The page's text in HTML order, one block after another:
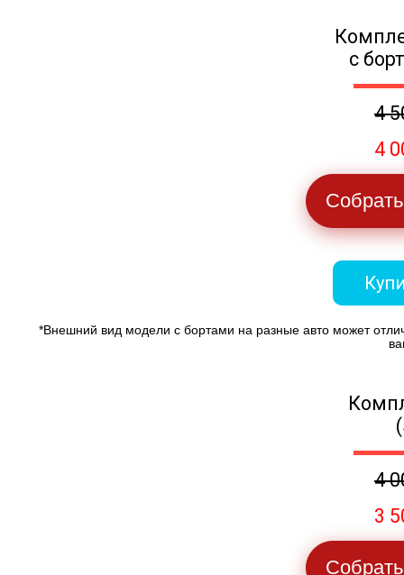
с
4
4
*Внешний вид модели с бортами на разные авто может
4
3